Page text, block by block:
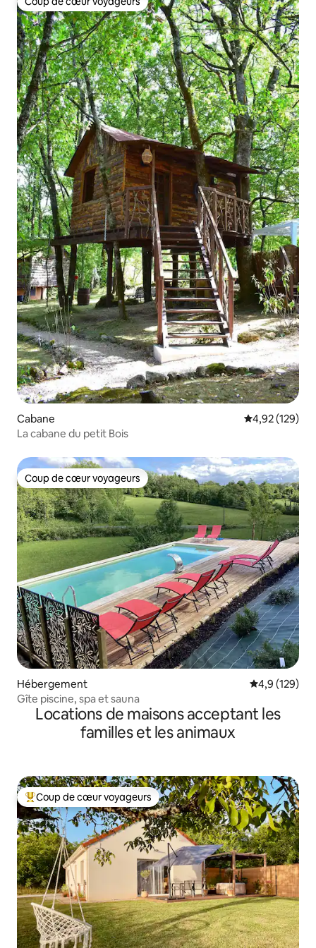
Coup de cœur voyageurs
Cabane Évaluation
4,92 (129)
La cabane du petit Bois
Coup de cœur voyageurs
Coup de cœur voyageurs
Hébergement Évaluation
4,9 (129)
Gîte piscine, spa et sauna
Locations de maisons acceptant les
familles et les animaux
Coups de cœur voyageurs les plus appréciés
Coup de cœur voyageurs